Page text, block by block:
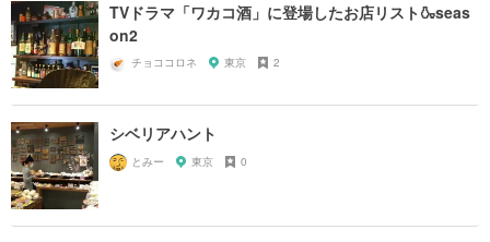
TVドラマ「ワカコ酒」に登場したお店リスト🍶seas
on2
チョココロネ 東京 2
シベリアハント
とみー 東京 0